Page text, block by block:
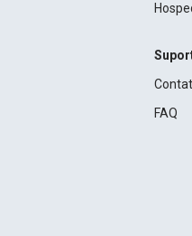
FAQ